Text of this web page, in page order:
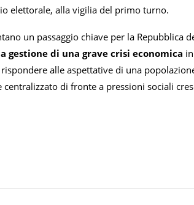
elettorale, alla vigilia del primo turno.
un passaggio chiave per la Repubblica
gestione di una grave crisi economica
alle aspettative di una
di fronte a pressioni sociali